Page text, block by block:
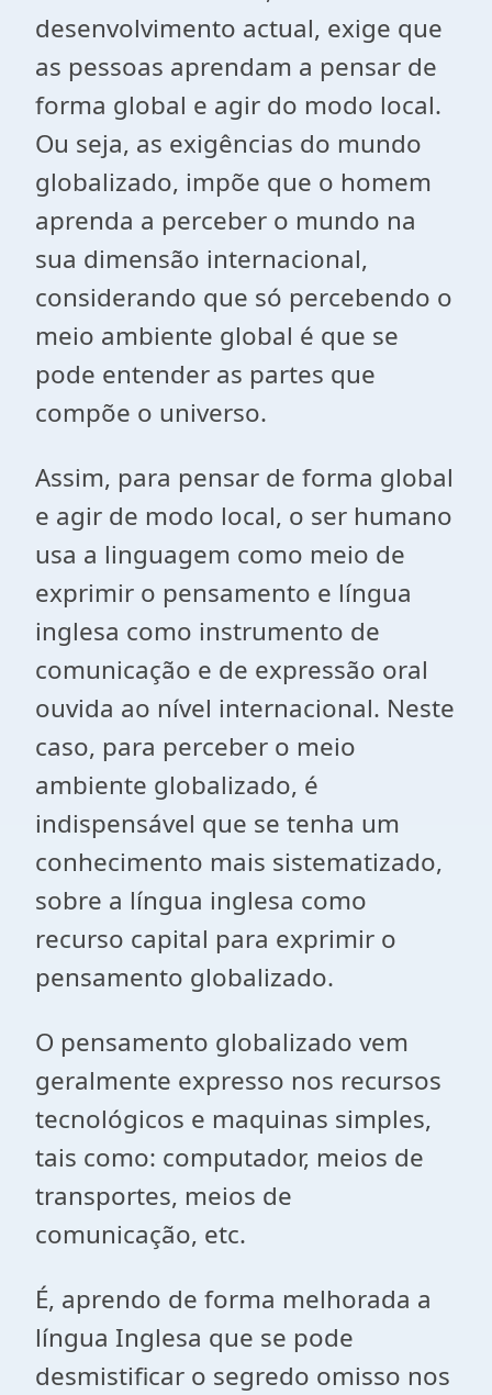
desenvolvimento actual, exige que
as pessoas aprendam a pensar de
forma global e agir do modo local.
Ou seja, as exigências do mundo
globalizado, impõe que o homem
aprenda a perceber o mundo na
sua dimensão internacional,
considerando que só percebendo o
meio ambiente global é que se
pode entender as partes que
compõe o universo.
Assim, para pensar de forma global
e agir de modo local, o ser humano
usa a linguagem como meio de
exprimir o pensamento e língua
inglesa como instrumento de
comunicação e de expressão oral
ouvida ao nível internacional. Neste
caso, para perceber o meio
ambiente globalizado, é
indispensável que se tenha um
conhecimento mais sistematizado,
sobre a língua inglesa como
recurso capital para exprimir o
pensamento globalizado.
O pensamento globalizado vem
geralmente expresso nos recursos
tecnológicos e maquinas simples,
tais como: computador, meios de
transportes, meios de
comunicação, etc.
É, aprendo de forma melhorada a
língua Inglesa que se pode
desmistificar o segredo omisso nos